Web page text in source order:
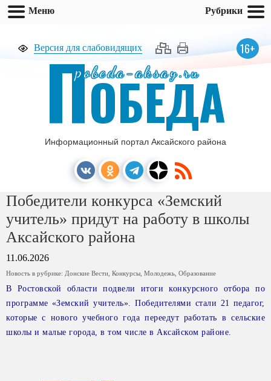
Версия для слабовидящих 16+
pobeda-aksay.ru
ПОБЕДА
Информационный портал Аксайского района
Победители конкурса «Земский
учитель» придут на работу в школы
Аксайского района
11.06.2026
Новость в рубрике: Донские Вести Конкурсы Молодежь Образование
В Ростовской области подвели итоги конкурсного отбора по
программе «Земский учитель». Победителями стали 21 педагог,
которые с нового учебного года переедут работать в сельские
школы и малые города, в том числе в Аксайском районе.
Меню Рубрики